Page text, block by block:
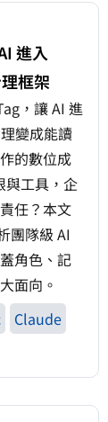
進入
框架
，讓 AI 進
變成能讀
的數位成
與工具，企
任？本文
團隊級 AI
角色、記
面向。
Claude